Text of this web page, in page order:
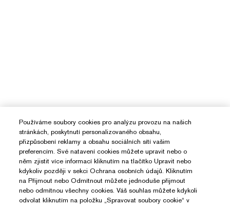
Používáme soubory cookies pro analýzu provozu na našich
stránkách, poskytnutí personalizovaného obsahu,
přizpůsobení reklamy a obsahu sociálních sítí vašim
preferencím. Své natavení cookies můžete upravit nebo o
něm zjistit více informací kliknutím na tlačítko Upravit nebo
kdykoliv později v sekci Ochrana osobních údajů. Kliknutím
na Přijmout nebo Odmítnout můžete jednoduše přijmout
nebo odmítnou všechny cookies. Váš souhlas můžete kdykoli
odvolat kliknutím na položku „Spravovat soubory cookie“ v